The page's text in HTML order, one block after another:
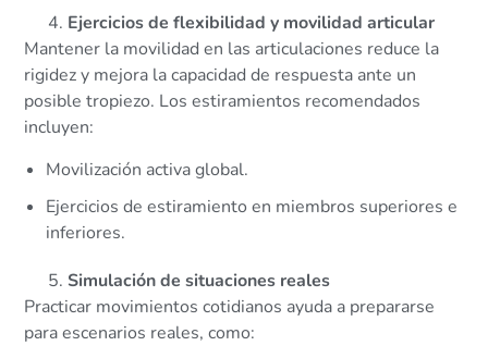
Ejercicios de flexibilidad y movilidad articular
Mantener la movilidad en las articulaciones reduce la
rigidez y mejora la capacidad de respuesta ante un
posible tropiezo. Los estiramientos recomendados
incluyen:
Movilización activa global.
Ejercicios de estiramiento en miembros superiores e
inferiores.
Simulación de situaciones reales
Practicar movimientos cotidianos ayuda a prepararse
para escenarios reales, como: